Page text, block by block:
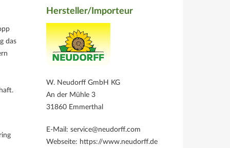
das
Hersteller/Importeur
W. Neudorff GmbH KG
An der Mühle 3
31860 Emmerthal
E-Mail: service@neudorff.com
Webseite: https://www.neudorff.de